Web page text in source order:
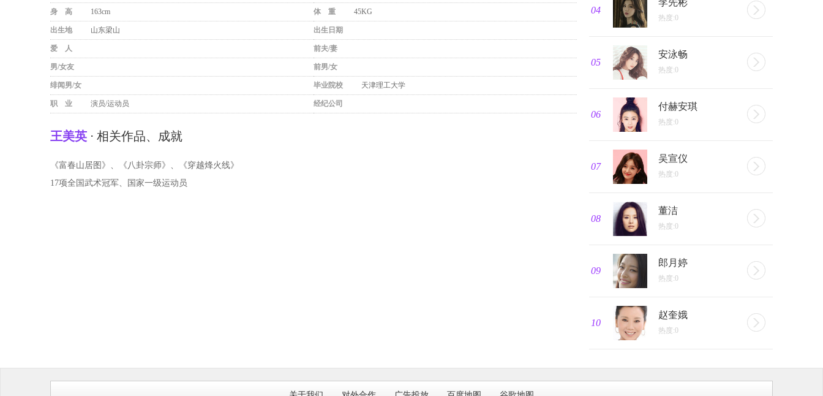
身 高 163cm 体 重 45KG
出生地 山东梁山 出生日期
爱 人 前夫/妻
男/女友 前男/女
绯闻男/女 毕业院校 天津理工大学
职 业 演员/运动员 经纪公司
王美英 ⋅ 相关作品、成就
《富春山居图》、《八卦宗师》、《穿越烽火线》
17项全国武术冠军、国家一级运动员
04
李先彬
热度:0
05
安泳畅
热度:0
06
付赫安琪
热度:0
07
吴宣仪
热度:0
08
董洁
热度:0
09
郎月婷
热度:0
10
赵奎娥
热度:0